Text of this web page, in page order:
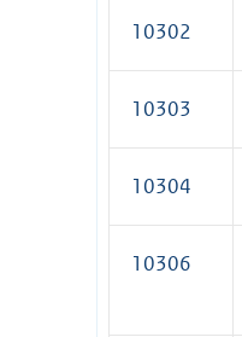
10302
10303
10304
10306